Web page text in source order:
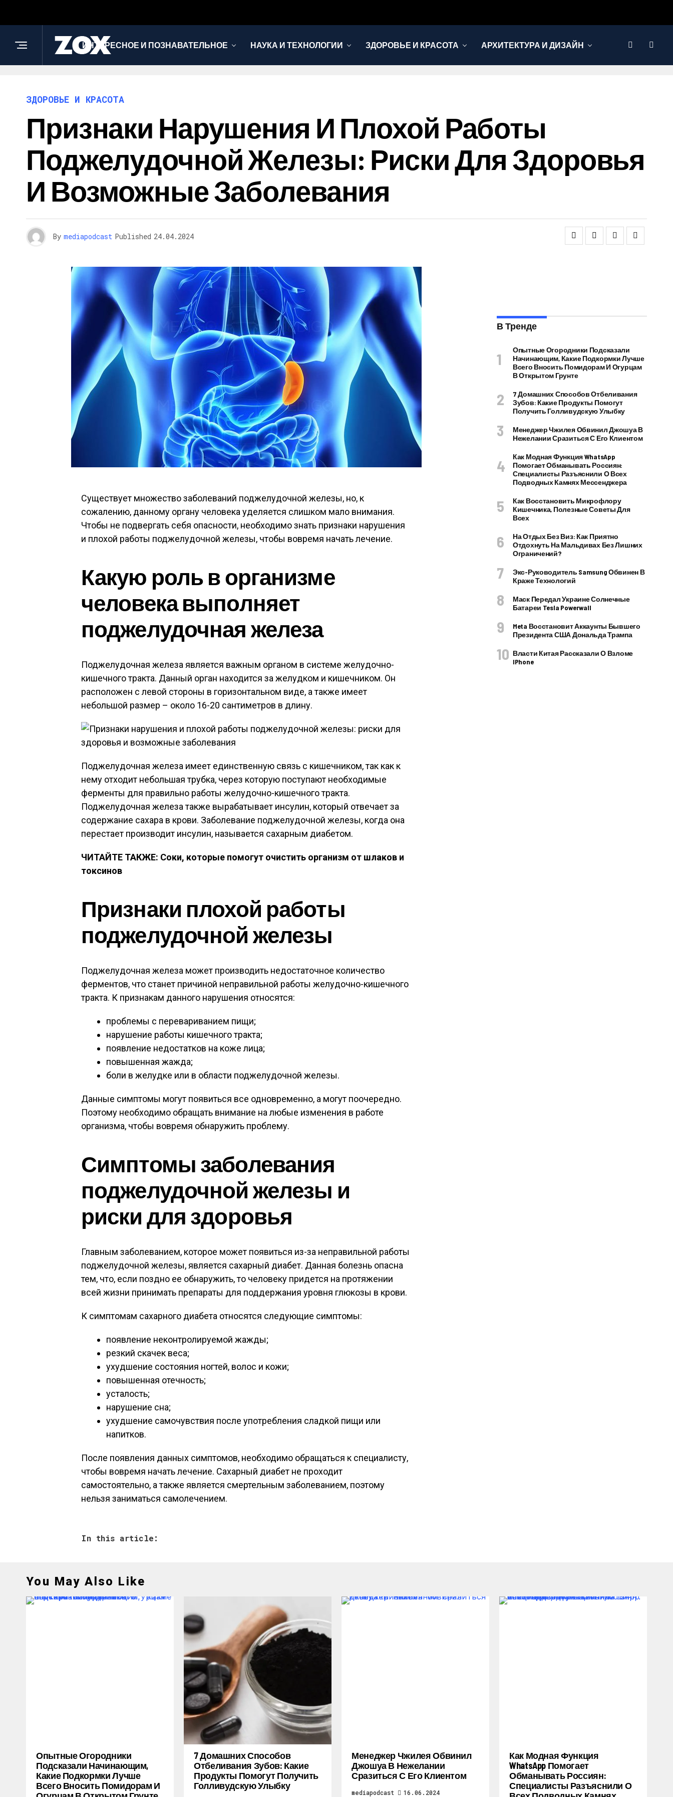
ИНТЕРЕСНОЕ И ПОЗНАВАТЕЛЬНОЕ НАУКА И ТЕХНОЛОГИИ ЗДОРОВЬЕ И КРАСОТА АРХИТЕКТУРА И ДИЗАЙН
ЗДОРОВЬЕ И КРАСОТА
Признаки Нарушения И Плохой Работы
Поджелудочной Железы: Риски Для Здоровья
И Возможные Заболевания
By mediapodcast Published 24.04.2024
Существует множество заболеваний поджелудочной железы, но, к
сожалению, данному органу человека уделяется слишком мало внимания.
Чтобы не подвергать себя опасности, необходимо знать признаки нарушения
и плохой работы поджелудочной железы, чтобы вовремя начать лечение.
Какую роль в организме
человека выполняет
поджелудочная железа
Поджелудочная железа является важным органом в системе желудочно-
кишечного тракта. Данный орган находится за желудком и кишечником. Он
расположен с левой стороны в горизонтальном виде, а также имеет
небольшой размер – около 16-20 сантиметров в длину.
Поджелудочная железа имеет единственную связь с кишечником, так как к
нему отходит небольшая трубка, через которую поступают необходимые
ферменты для правильно работы желудочно-кишечного тракта.
Поджелудочная железа также вырабатывает инсулин, который отвечает за
содержание сахара в крови. Заболевание поджелудочной железы, когда она
перестает производит инсулин, называется сахарным диабетом.
ЧИТАЙТЕ ТАКЖЕ: Соки, которые помогут очистить организм от шлаков и
токсинов
Признаки плохой работы
поджелудочной железы
Поджелудочная железа может производить недостаточное количество
ферментов, что станет причиной неправильной работы желудочно-кишечного
тракта. К признакам данного нарушения относятся:
проблемы с перевариванием пищи;
нарушение работы кишечного тракта;
появление недостатков на коже лица;
повышенная жажда;
боли в желудке или в области поджелудочной железы.
Данные симптомы могут появиться все одновременно, а могут поочередно.
Поэтому необходимо обращать внимание на любые изменения в работе
организма, чтобы вовремя обнаружить проблему.
Симптомы заболевания
поджелудочной железы и
риски для здоровья
Главным заболеванием, которое может появиться из-за неправильной работы
поджелудочной железы, является сахарный диабет. Данная болезнь опасна
тем, что, если поздно ее обнаружить, то человеку придется на протяжении
всей жизни принимать препараты для поддержания уровня глюкозы в крови.
К симптомам сахарного диабета относятся следующие симптомы:
появление неконтролируемой жажды;
резкий скачек веса;
ухудшение состояния ногтей, волос и кожи;
повышенная отечность;
усталость;
нарушение сна;
ухудшение самочувствия после употребления сладкой пищи или
напитков.
После появления данных симптомов, необходимо обращаться к специалисту,
чтобы вовремя начать лечение. Сахарный диабет не проходит
самостоятельно, а также является смертельным заболеванием, поэтому
нельзя заниматься самолечением.
In this article:
В Тренде
Опытные Огородники Подсказали
Начинающим, Какие Подкормки Лучше
Всего Вносить Помидорам И Огурцам
В Открытом Грунте
7 Домашних Способов Отбеливания
Зубов: Какие Продукты Помогут
Получить Голливудскую Улыбку
Менеджер Чжилея Обвинил Джошуа В
Нежелании Сразиться С Его Клиентом
Как Модная Функция WhatsApp
Помогает Обманывать Россиян:
Специалисты Разъяснили О Всех
Подводных Камнях Мессенджера
Как Восстановить Микрофлору
Кишечника, Полезные Советы Для
Всех
На Отдых Без Виз: Как Приятно
Отдохнуть На Мальдивах Без Лишних
Ограничений?
Экс-Руководитель Samsung Обвинен В
Краже Технологий
Маск Передал Украине Солнечные
Батареи Tesla Powerwall
Meta Восстановит Аккаунты Бывшего
Президента США Дональда Трампа
Власти Китая Рассказали О Взломе
IPhone
You May Also Like
Опытные Огородники
Подсказали Начинающим,
Какие Подкормки Лучше
Всего Вносить Помидорам И
7 Домашних Способов
Отбеливания Зубов: Какие
Продукты Помогут Получить
Голливудскую Улыбку
Менеджер Чжилея Обвинил
Джошуа В Нежелании
Сразиться С Его Клиентом
mediapodcast 16.06.2024
Как Модная Функция
WhatsApp Помогает
Обманывать Россиян:
Специалисты Разъяснили О